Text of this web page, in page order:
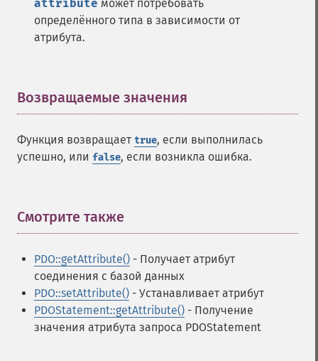
attribute может потребовать
определённого типа в зависимости от
атрибута.
Возвращаемые значения
Функция возвращает true, если выполнилась
успешно, или false, если возникла ошибка.
Смотрите также
PDO::getAttribute() - Получает атрибут
соединения с базой данных
PDO::setAttribute() - Устанавливает атрибут
PDOStatement::getAttribute() - Получение
значения атрибута запроса PDOStatement